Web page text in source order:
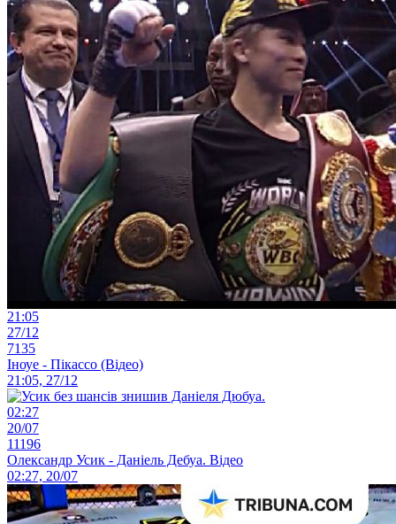
21:05
27/12
7135
Іноуе - Пікассо (Відео)
21:05, 27/12
02:27
20/07
11196
Олександр Усик - Даніель Дебуа. Відео
02:27, 20/07